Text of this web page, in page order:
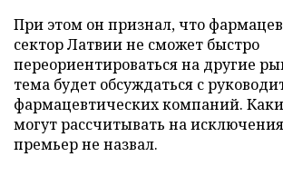
При этом он признал, что
сектор Латвии не сможет быстро
переориентироваться на другие
тема будет обсуждаться с
фармацевтических компаний.
могут рассчитывать на
премьер не назвал.